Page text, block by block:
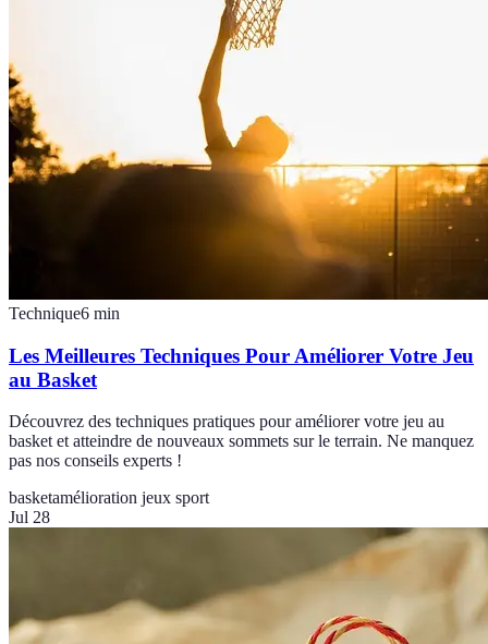
Technique6 min
Les Meilleures Techniques Pour Améliorer Votre Jeu
au Basket
Découvrez des techniques pratiques pour améliorer votre jeu au
basket et atteindre de nouveaux sommets sur le terrain. Ne manquez
pas nos conseils experts !
basketamélioration jeux sport
Jul 28